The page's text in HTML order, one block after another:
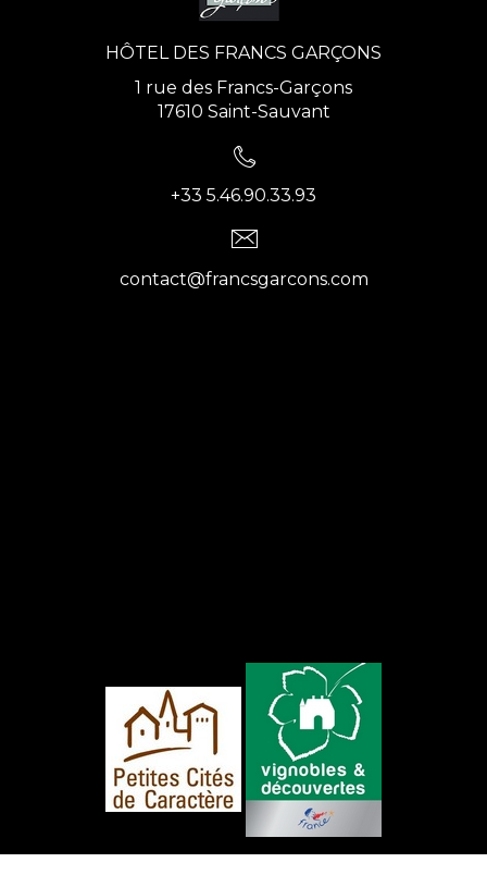
HÔTEL DES FRANCS GARÇONS
1 rue des Francs-Garçons
17610 Saint-Sauvant
+33 5.46.90.33.93
contact@francsgarcons.com